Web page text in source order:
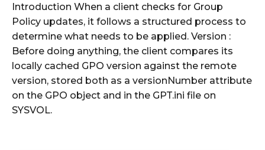
Introduction When a client checks for Group
Policy updates, it follows a structured process to
determine what needs to be applied. Version :
Before doing anything, the client compares its
locally cached GPO version against the remote
version, stored both as a versionNumber attribute
on the GPO object and in the GPT.ini file on
SYSVOL.